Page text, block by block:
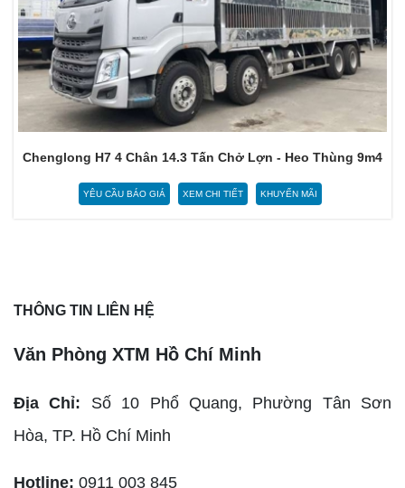
Chenglong H7 4 Chân 14.3 Tấn Chở Lợn - Heo Thùng 9m4
YÊU CẦU BÁO GIÁ XEM CHI TIẾT KHUYẾN MÃI
THÔNG TIN LIÊN HỆ
Văn Phòng XTM Hồ Chí Minh
Địa Chỉ: Số 10 Phổ Quang, Phường Tân Sơn
Hòa, TP. Hồ Chí Minh
Hotline: 0911 003 845